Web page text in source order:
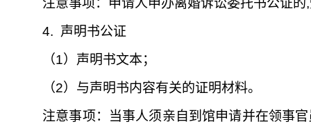
注意事项：申请人申办离婚诉讼委托书公证
4. 声明书公证
（1） 声明书文本；
（2） 与声明书内容有关的证明材料。
注意事项：当事人须亲自到馆申请并在领事